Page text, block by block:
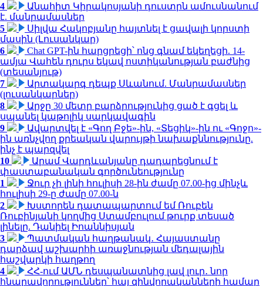
4
Անահիտ Կիրակոսյանի դուստրն ամուսնանում
է. մանրամասներ
5
Սիլվա Հակոբյանը հայտնել է ցավալի կորստի
մասին (Լուսանկար)
6
Chat GPT-ին հարցրեցի՝ ոնց գնամ եկեղեցի. 14-
ամյա Վահեն դուրս եկավ ոստիկանության բաժնից
(տեսանյութ)
7
Արտակարգ դեպք Սևանում. Մանրամասներ
(լուսանկարներ)
8
Արջը 30 մետր բարձրությունից ցած է գցել և
սպանել կաթոլիկ սարկավագին
9
Ավարտվել է «Գող Բջե»-ին, «Տեցիկ»-ին ու «Գոջո»-
ին առնչվող քրեական վարույթի նախաքննությունը.
ինչ է պարզվել
10
Արամ Վարդևանյանը դադարեցնում է
փաստաբանական գործունեությունը
1
Ջուր չի լինի հուլիսի 28-ին ժամը 07.00-ից մինչև
հուլիսի 29-ը ժամը 07.00-ն
2
Խստորեն դատապարտում եմ Ռուբեն
Ռուբինյանի կողմից Ստամբուլում թուրք տեսած
լինելը. Դանիել Իոաննիսյան
3
Պատմական հաղթանակ․ Հայաստանը
դարձավ աշխարհի առաջնության մեդալային
հաշվարկի հաղթող
4
ՀՀ-ում ԱՄՆ դեսպանատնից լավ լուր․ նոր
հնարավորություններ՝ հայ զինվորականների համար